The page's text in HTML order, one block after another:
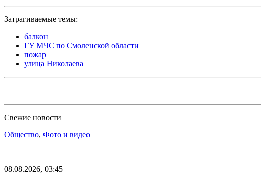
Затрагиваемые темы:
балкон
ГУ МЧС по Смоленской области
пожар
улица Николаева
Свежие новости
Общество, Фото и видео
08.08.2026, 03:45